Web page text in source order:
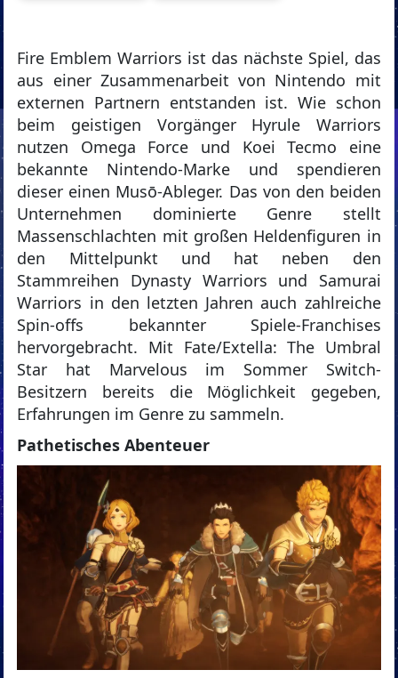
Fire Emblem Warriors ist das nächste Spiel, das
aus einer Zusammenarbeit von Nintendo mit
externen Partnern entstanden ist. Wie schon
beim geistigen Vorgänger Hyrule Warriors
nutzen Omega Force und Koei Tecmo eine
bekannte Nintendo-Marke und spendieren
dieser einen Musō-Ableger. Das von den beiden
Unternehmen dominierte Genre stellt
Massenschlachten mit großen Heldenfiguren in
den Mittelpunkt und hat neben den
Stammreihen Dynasty Warriors und Samurai
Warriors in den letzten Jahren auch zahlreiche
Spin-offs bekannter Spiele-Franchises
hervorgebracht. Mit Fate/Extella: The Umbral
Star hat Marvelous im Sommer Switch-
Besitzern bereits die Möglichkeit gegeben,
Erfahrungen im Genre zu sammeln.
Pathetisches Abenteuer